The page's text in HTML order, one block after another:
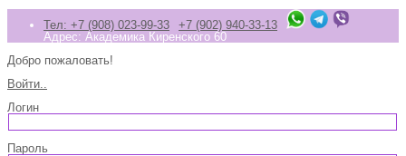
Тел: +7 (908) 023-99-33
+7 (902) 940-33-13
Адрес: Академика Киренского 60
Добро пожаловать!
Войти..
Логин
Пароль